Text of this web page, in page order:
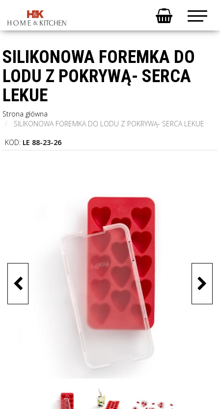
SILIKONOWA FOREMKA DO
LODU Z POKRYWĄ- SERCA
LEKUE
Strona główna
SILIKONOWA FOREMKA DO LODU Z POKRYWĄ- SERCA LEKUE
KOD: LE 88-23-26